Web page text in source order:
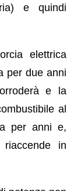
e quindi
elettrica
per due anni
e la
al
per anni e,
in